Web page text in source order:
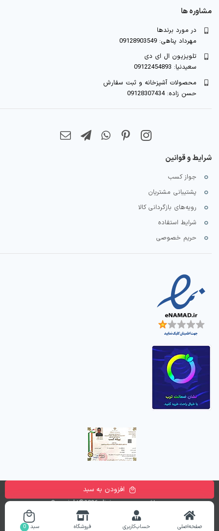
مشاوره ها
در مورد برندها
مهرداد پناهی: 09128903549
تلویزیون ال ای دی
سعیدنیا: 09122454893
محصولات آشپزخانه و ثبت سفارش
حسن زاده: 09128307434
شرایط و قوانین
جواز کسب
پشتیبانی مشتریان
رویه‌های بازگردانی کالا
شرایط استفاده
حریم خصوصی
تمامی حقوق این وب سایت متعلق به فروشگاه اینترنتی دیجی پارسه
می باشد. Copyright©2026 digiparse.com
طراحی و راه اندازی سایتronika
افزودن به سبد
صفحه‌اصلی حساب‌کاربری فروشگاه سبد 0